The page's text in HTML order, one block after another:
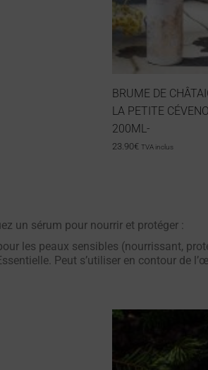
BRUME DE
LA PETITE
200ML-
23.90€ TVA inclus
un sérum pour nourrir et protéger :
les peaux sensibles (nourrissant,
Peut s’utiliser en contour de